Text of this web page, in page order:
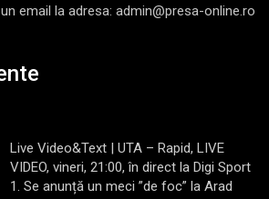
email la adresa: admin@presa-online.ro
Live Video&Text | UTA – Rapid, LIVE
VIDEO, vineri, 21:00, în direct la Digi Sport
1. Se anunță un meci ”de foc” la Arad